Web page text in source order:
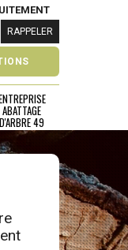
ABATTAGE
D'ARBRE 49